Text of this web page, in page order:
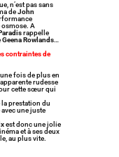
n’est pas sans
deJohn
A
rappelle
Geena Rowlands…
contraintes de
fois de plus en
rudesse
cette sœur qui
prestation du
une juste
est donc une jolie
et à ses deux
au plus vite.